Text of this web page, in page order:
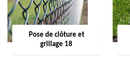
Pose de clôture et
grillage 18